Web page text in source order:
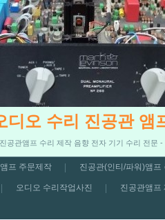
디오 수리 진공관 앰
공관앰프 수리 제작 음향 전자 기기 수리 전문 -
프 주문제작 진공관(인티/파워)앰프
오디오 수리작업사진 진공관앰프